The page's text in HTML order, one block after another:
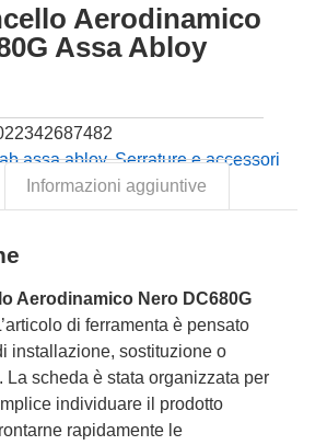
Aerodinamico
Assa Abloy
assa abloy,Serrature e accessori
Informazioni aggiuntive
Aerodinamico Nero DC680G
di ferramenta è pensato
installazione, sostituzione o
La scheda è stata organizzata per
individuare il prodotto
rapidamente le